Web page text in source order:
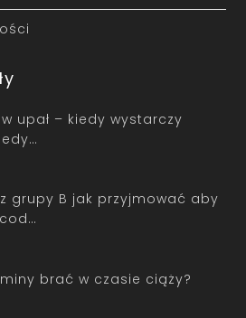
upał – kiedy wystarczy
grupy B jak przyjmować aby
brać w czasie ciąży?